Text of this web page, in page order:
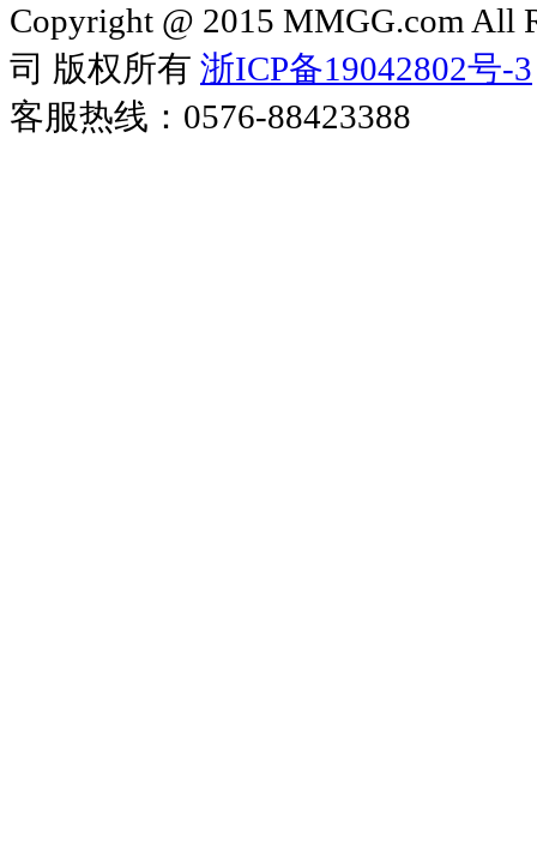
Copyright @ 2015 MMGG.com All
司 版权所有 浙ICP备19042802号-3
客服热线：0576-88423388